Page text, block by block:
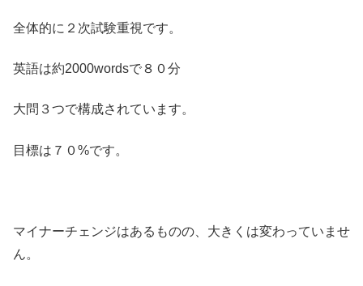
全体的に２次試験重視です。
英語は約2000wordsで８０分
大問３つで構成されています。
目標は７０%です。
マイナーチェンジはあるものの、大きくは変わっていませ
ん。